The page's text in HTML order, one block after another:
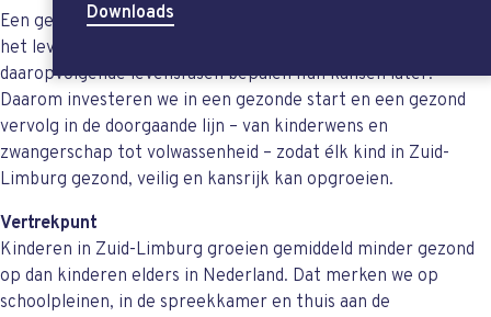
Een gezonde toekomst begint bij onze kinderen. Hun start in
het leven en de aandacht voor een gezonde leefstijl in alle
daaropvolgende levensfasen bepalen hun kansen later.
Daarom investeren we in een gezonde start en een gezond
vervolg in de doorgaande lijn – van kinderwens en
zwangerschap tot volwassenheid – zodat élk kind in Zuid-
Limburg gezond, veilig en kansrijk kan opgroeien.
Vertrekpunt
Kinderen in Zuid-Limburg groeien gemiddeld minder gezond
op dan kinderen elders in Nederland. Dat merken we op
schoolpleinen, in de spreekkamer en thuis aan de
Downloads